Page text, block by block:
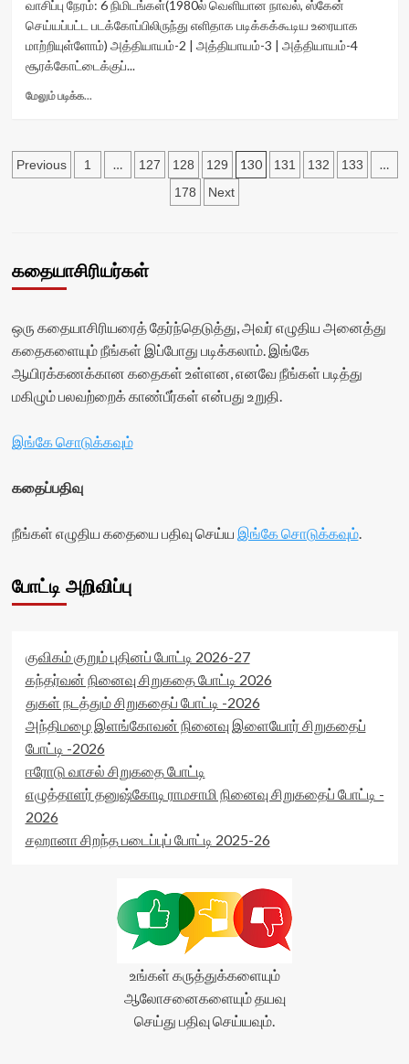
<span
class='yasr-
stars-
title-
(0)
data-
rating='0'
data-
rater-
data-
data-
rater-
>
</div>
stars-
title-
average'>0
(0)
</span>
class='yasr-
stars-
title
yasr-
readonly-
59aa9769688b6'
data-
rater-
rater-
postid='41636'
data-
readonly='true'
readonly-
attribute='true'
stars-
average'>0
(0)
வாசிப்பு நேரம்: 6 நிமிடங்கள்(1980ல் வெளியான நாவல், ஸ்கேன்
செய்யப்பட்ட படக்கோப்பிலிருந்து எளிதாக படிக்கக்கூடிய உரையாக
மாற்றியுள்ளோம்) அத்தியாயம்-2 | அத்தியாயம்-3 | அத்தியாயம்-4
சூரக்கோட்டைக்குப்...
மேலும் படிக்க...
சொந்தம்<div
class="yasr-
<div
class='yasr-
title
yasr-
rater-
stars'
id='yasr-
visitor-
readonly-
data-
rater-
rater-
readonly='true'
data-
readonly-
attribute='true'
>
</div>
<span
class='yasr-
stars-
average'>0
Posts
Previous 1 … 127 128 129 130 131 132 133 …
178 Next
கதையாசிரியர்கள்
ஒரு கதையாசிரியரைத் தேர்ந்தெடுத்து, அவர் எழுதிய அனைத்து
கதைகளையும் நீங்கள் இப்போது படிக்கலாம். இங்கே
ஆயிரக்கணக்கான கதைகள் உள்ளன, எனவே நீங்கள் படித்து
மகிழும் பலவற்றைக் காண்பீர்கள் என்பது உறுதி.
இங்கே சொடுக்கவும்
கதைப்பதிவு
நீங்கள் எழுதிய கதையை பதிவு செய்ய இங்கே சொடுக்கவும்.
போட்டி அறிவிப்பு
குவிகம் குறும் புதினப் போட்டி 2026-27
கந்தர்வன் நினைவு சிறுகதை போட்டி 2026
துகள் நடத்தும் சிறுகதைப் போட்டி -2026
அந்திமழை இளங்கோவன் நினைவு இளையோர் சிறுகதைப்
போட்டி -2026
ஈரோடு வாசல் சிறுகதை போட்டி
எழுத்தாளர் தனுஷ்கோடி ராமசாமி நினைவு சிறுகதைப் போட்டி -
2026
சஹானா சிறந்த படைப்புப் போட்டி 2025-26
உங்கள் கருத்துக்களையும்
ஆலோசனைகளையும் தயவு
செய்து பதிவு செய்யவும்.